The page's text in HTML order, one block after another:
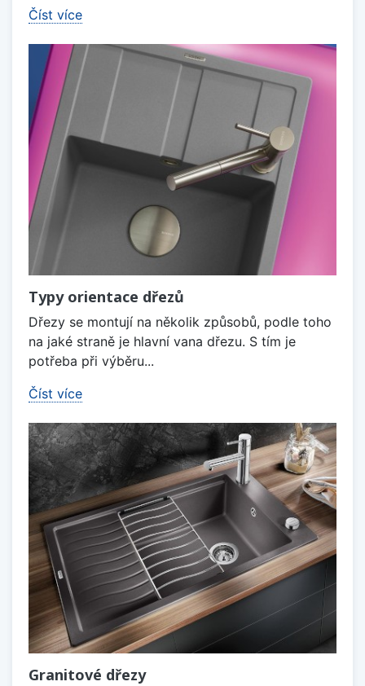
Číst více
Typy orientace dřezů
Dřezy se montují na několik způsobů, podle toho
na jaké straně je hlavní vana dřezu. S tím je
potřeba při výběru...
Číst více
Granitové dřezy